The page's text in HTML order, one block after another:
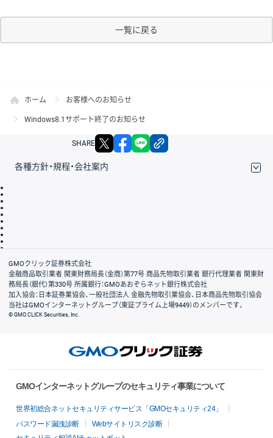
一覧に戻る
ホーム お客様へのお知らせ
Windows8.1サポート終了のお知らせ
SHARE X facebook
各種方針・規程・会社案内
会社案内
GMOクリック証券株式会社
金融商品取引業者 関東財務局長（金商）第77号 商品先物取引業者 銀行代理業者 関東財
務局長（銀代）第330号 所属銀行：GMOあおぞらネット銀行株式会社
加入協会：日本証券業協会、一般社団法人 金融先物取引業協会、日本商品先物取引協会
当社はGMOインターネットグループ（東証プライム上場9449）のメンバーです。
© GMO CLICK Securities, Inc.
GMOインターネットグループのセキュリティ事業について
世界初総合ネットセキュリティサービス「GMOセキュリティ24」
パスワード漏洩診断
Webサイトリスク診断